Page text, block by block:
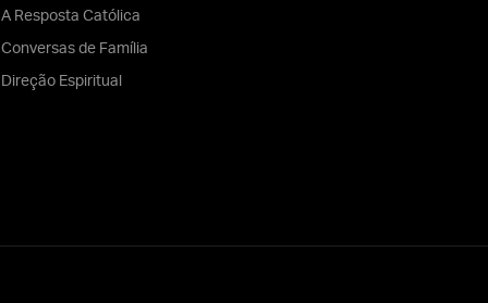
A Resposta Católica
Conversas de Família
Direção Espiritual